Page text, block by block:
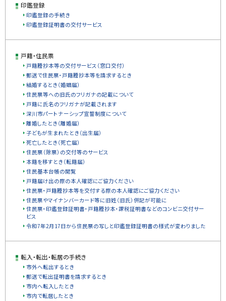
印鑑登録
印鑑登録の手続き
印鑑登録証明書の交付サービス
戸籍・住民票
戸籍謄抄本等の交付サービス（窓口交付）
郵送で住民票・戸籍謄抄本等を請求するとき
結婚するとき（婚姻届）
住民票等への旧氏のフリガナの記載について
戸籍に氏名のフリガナが記載されます
深川市パートナーシップ宣誓制度について
離婚したとき（離婚届）
子どもが生まれたとき（出生届）
死亡したとき（死亡届）
住民票（除票）の交付等のサービス
本籍を移すとき（転籍届）
住民基本台帳の閲覧
戸籍届け出の際の本人確認にご協力ください
住民票・戸籍謄抄本等を交付する際の本人確認にご協力ください
住民票やマイナンバーカード等に旧姓（旧氏）併記が可能に
住民票・印鑑登録証明書・戸籍謄抄本・課税証明書などのコンビニ交付サー
ビス
令和7年2月17日から住民票の写しと印鑑登録証明書の様式が変わりました
転入・転出・転居の手続き
市外へ転出するとき
郵送で転出証明書を請求するとき
市内へ転入したとき
市内で転居したとき